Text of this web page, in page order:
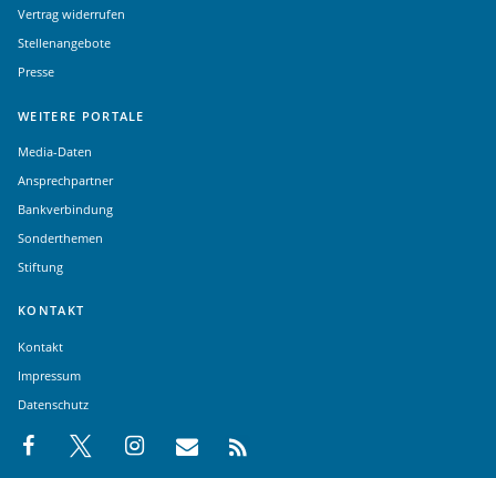
Vertrag widerrufen
Stellenangebote
Presse
WEITERE PORTALE
Media-Daten
Ansprechpartner
Bankverbindung
Sonderthemen
Stiftung
KONTAKT
Kontakt
Impressum
Datenschutz